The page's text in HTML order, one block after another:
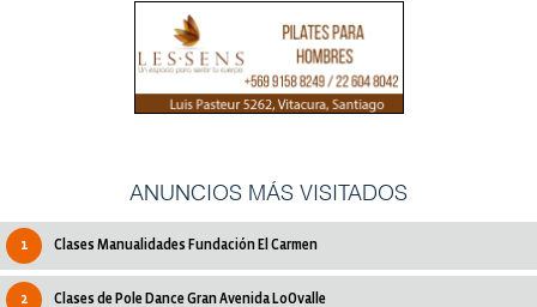
ANUNCIOS MÁS VISITADOS
1 Clases Manualidades Fundación El Carmen
2 Clases de Pole Dance Gran Avenida LoOvalle